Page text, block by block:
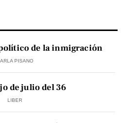
de la inmigración
PISANO
de julio del 36
LIBER